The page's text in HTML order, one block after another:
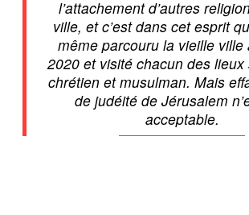
l’attachement d’autres
ville, et c’est dans cet esprit
même parcouru la vieille ville
2020 et visité chacun des lieux
chrétien et musulman. Mais
de judéité de Jérusalem
acceptable.